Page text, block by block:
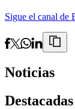
Sigue el canal de
Noticias
Destacadas